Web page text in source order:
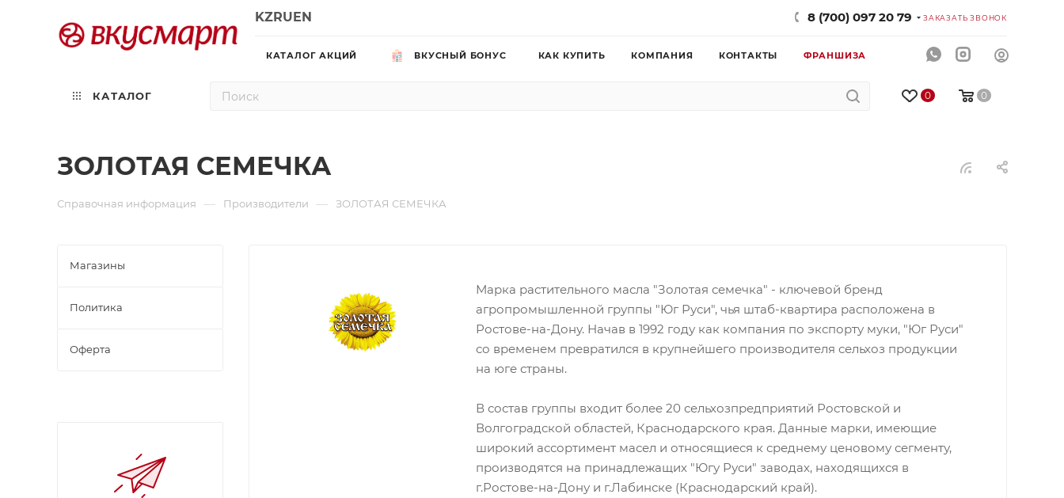
KZRUEN 8 (700) 097 20 79 ЗАКАЗАТЬ ЗВОНОК
КАТАЛОГ АКЦИЙ ВКУСНЫЙ БОНУС КАК КУПИТЬ КОМПАНИЯ КОНТАКТЫ ФРАНШИЗА
0 0
КАТАЛОГ
ЗОЛОТАЯ СЕМЕЧКА
Справочная информация — Производители — ЗОЛОТАЯ СЕМЕЧКА
Марка растительного масла "Золотая семечка" - ключевой бренд
агропромышленной группы "Юг Руси", чья штаб-квартира расположена в
Ростове-на-Дону. Начав в 1992 году как компания по экспорту муки, "Юг Руси"
со временем превратился в крупнейшего производителя сельхоз продукции
на юге страны.
В состав группы входит более 20 сельхозпредприятий Ростовской и
Волгоградской областей, Краснодарского края. Данные марки, имеющие
широкий ассортимент масел и относящиеся к среднему ценовому сегменту,
производятся на принадлежащих "Югу Руси" заводах, находящихся в
г.Ростове-на-Дону и г.Лабинске (Краснодарский край).
Магазины
Политика
Офертa